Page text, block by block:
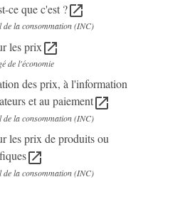
ce que c'est ?open_in_new
de la consommation (INC)
les prixopen_in_new
de l'économie
des prix, à l'information
et au paiementopen_in_new
de la consommation (INC)
les prix de produits ou
open_in_new
de la consommation (INC)